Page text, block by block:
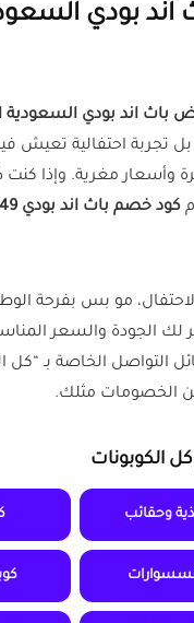
بودي
باث اند بودي السعودية
تجربة احتفالية تعيش
وأسعار مغرية. وإذا كنت
كود خصم باث اند بودي MZ49
مو بس بفرحة
لك الجودة والسعر
التواصل الخاصة بـ “كل
الخصومات مثلك.
الكوبونات
وحقائب